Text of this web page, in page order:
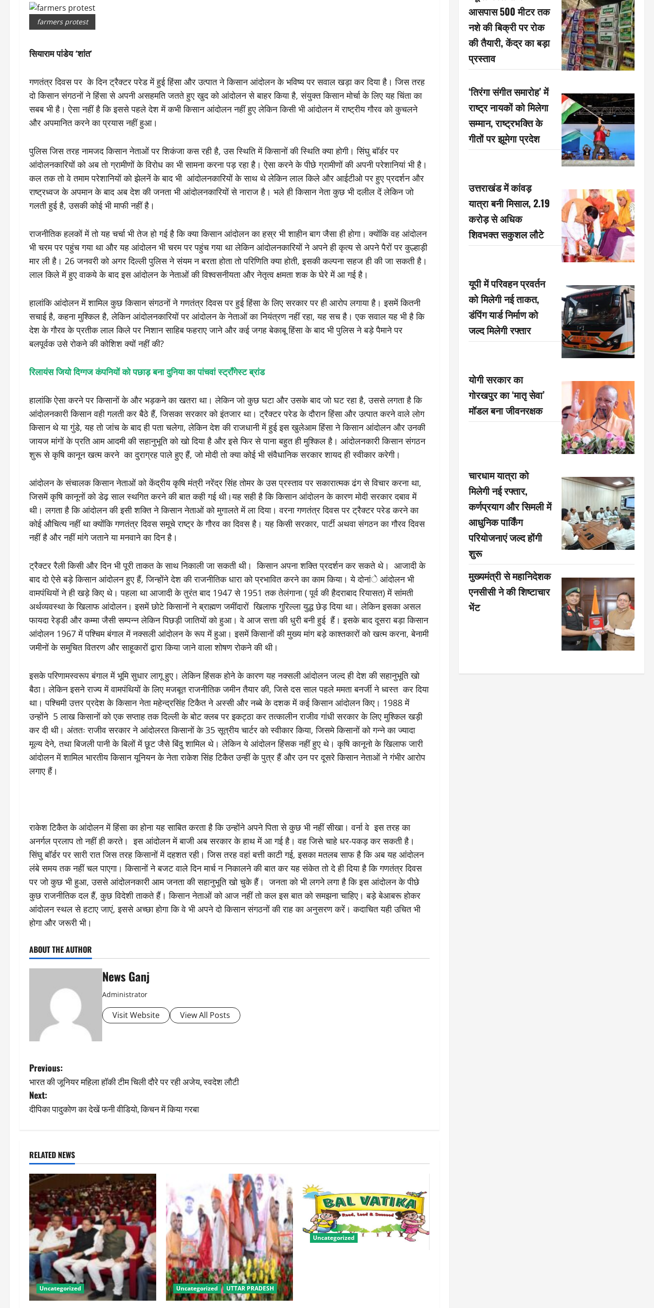
farmers protest
सियाराम पांडेय ‘शांत’
गणतंत्र दिवस पर के दिन ट्रैक्टर परेड में हुई हिंसा और उत्पात ने किसान आंदोलन के भविष्य पर सवाल खड़ा कर दिया है। जिस तरह
दो किसान संगठनों ने हिंसा से अपनी असहमति जतते हुए खुद को आंदोलन से बाहर किया है, संयुक्त किसान मोर्चा के लिए यह चिंता का
सबब भी है। ऐसा नहीं है कि इससे पहले देश में कभी किसान आंदोलन नहीं हुए लेकिन किसी भी आंदोलन में राष्ट्रीय गौरव को कुचलने
और अपमानित करने का प्रयास नहीं हुआ।
पुलिस जिस तरह नामजद किसान नेताओं पर शिकंजा कस रही है, उस स्थिति में किसानों की स्थिति क्या होगी। सिंघु बाॅर्डर पर
आंदोलनकारियों को अब तो ग्रामीणों के विरोध का भी सामना करना पड़ रहा है। ऐसा करने के पीछे ग्रामीणों की अपनी परेशानियां भी है।
कल तक तो वे तमाम परेशानियों को झेलनें के बाद भी आंदोलनकारियों के साथ थे लेकिन लाल किले और आईटीओ पर हुए प्रदर्शन और
राष्ट्रध्वज के अपमान के बाद अब देश की जनता भी आंदोलनकारियों से नाराज है। भले ही किसान नेता कुछ भी दलील दें लेकिन जो
गलती हुई है, उसकी कोई भी माफी नहीं है।
राजनीतिक हलकों में तो यह चर्चा भी तेज हो गई है कि क्या किसान आंदोलन का हस्र भी शाहीन बाग जैसा ही होगा। क्योंकि वह आंदोलन
भी चरम पर पहुंच गया था और यह आंदोलन भी चरम पर पहुंच गया था लेकिन आंदोलनकारियों ने अपने ही कृत्य से अपने पैरों पर कुल्हाड़ी
मार ली है। 26 जनवरी को अगर दिल्ली पुलिस ने संयम न बरता होता तो परिणिति क्या होती, इसकी कल्पना सहज ही की जा सकती है।
लाल किले में हुए वाकये के बाद इस आंदोलन के नेताओं की विश्वसनीयता और नेतृत्व क्षमता शक के घेरे में आ गई है।
हालांकि आंदोलन में शामिल कुछ किसान संगठनों ने गणतंत्र दिवस पर हुई हिंसा के लिए सरकार पर ही आरोप लगाया है। इसमें कितनी
सचाई है, कहना मुश्किल है, लेकिन आंदोलनकारियों पर आंदोलन के नेताओं का नियंत्रण नहीं रहा, यह सच है। एक सवाल यह भी है कि
देश के गौरव के प्रतीक लाल किले पर निशान साहिब फहराए जाने और कई जगह बेकाबू हिंसा के बाद भी पुलिस ने बड़े पैमाने पर
बलपूर्वक उसे रोकने की कोशिश क्यों नहीं की?
रिलायंस जियो दिग्गज कंपनियों को पछाड़ बना दुनिया का पांचवां स्ट्रॉंगेस्ट ब्रांड
हालांकि ऐसा करने पर किसानों के और भड़कने का खतरा था। लेकिन जो कुछ घटा और उसके बाद जो घट रहा है, उससे लगता है कि
आंदोलनकारी किसान वही गलती कर बैठे हैं, जिसका सरकार को इंतजार था। ट्रैक्टर परेड के दौरान हिंसा और उत्पात करने वाले लोग
किसान थे या गुंडे, यह तो जांच के बाद ही पता चलेगा, लेकिन देश की राजधानी में हुई इस खुलेआम हिंसा ने किसान आंदोलन और उनकी
जायज मांगों के प्रति आम आदमी की सहानुभूति को खो दिया है और इसे फिर से पाना बहुत ही मुश्किल है। आंदोलनकारी किसान संगठन
शुरू से कृषि कानून खत्म करने का दुराग्रह पाले हुए हैं, जो मोदी तो क्या कोई भी संवैधानिक सरकार शायद ही स्वीकार करेगी।
आंदोलन के संचालक किसान नेताओं को केंद्रीय कृषि मंत्री नरेंद्र सिंह तोमर के उस प्रस्ताव पर सकारात्मक ढंग से विचार करना था,
जिसमें कृषि कानूनों को डेढ़ साल स्थगित करने की बात कही गई थी।यह सही है कि किसान आंदोलन के कारण मोदी सरकार दबाव में
थी। लगता है कि आंदोलन की इसी शक्ति ने किसान नेताओं को मुगालते में ला दिया। वरना गणतंत्र दिवस पर ट्रैक्टर परेड करने का
कोई औचित्य नहीं था क्योंकि गणतंत्र दिवस समूचे राष्ट्र के गौरव का दिवस है। यह किसी सरकार, पार्टी अथवा संगठन का गौरव दिवस
नहीं है और नहीं मांगे जताने या मनवाने का दिन है।
ट्रैक्टर रैली किसी और दिन भी पूरी ताकत के साथ निकाली जा सकती थी। किसान अपना शक्ति प्रदर्शन कर सकते थे। आजादी के
बाद दो ऐसे बड़े किसान आंदोलन हुए हैं, जिन्होंने देश की राजनीतिक धारा को प्रभावित करने का काम किया। ये दोनांे आंदोलन भी
वामपंथियों ने ही खड़े किए थे। पहला था आजादी के तुरंत बाद 1947 से 1951 तक तेलंगाना ( पूर्व की हैदराबाद रियासत) में सांमती
अर्थव्यवस्था के खिलाफ आंदोलन। इसमें छोटे किसानों ने ब्राह्मण जमींदारों खिलाफ गुरिल्ला युद्ध छेड़ दिया था। लेकिन इसका असल
फायदा रेड्डी और कम्मा जैसी सम्पन्न लेकिन पिछड़ी जातियों को हुआ। वे आज सत्ता की धुरी बनी हुई हैं। इसके बाद दूसरा बड़ा किसान
आंदोलन 1967 में पश्चिम बंगाल में नक्सली आंदोलन के रूप में हुआ। इसमें किसानों की मुख्य मांग बड़े काश्तकारों को खत्म करना, बेनामी
जमीनों के समुचित वितरण और साहूकारों द्वारा किया जाने वाला शोषण रोकने की थी।
इसके परिणामस्वरूप बंगाल में भूमि सुधार लागू हुए। लेकिन हिंसक होने के कारण यह नक्सली आंदोलन जल्द ही देश की सहानुभूति खो
बैठा। लेकिन इसने राज्य में वामपंथियों के लिए मजबूत राजनीतिक जमीन तैयार की, जिसे दस साल पहले ममता बनर्जी ने ध्वस्त कर दिया
था। पश्चिमी उत्तर प्रदेश के किसान नेता महेन्द्रसिंह टिकैत ने अस्सी और नब्बे के दशक में कई किसान आंदोलन किए। 1988 में
उन्होंने 5 लाख किसानों को एक सप्ताह तक दिल्ली के बोट क्लब पर इकट्ठा कर तत्कालीन राजीव गांधी सरकार के लिए मुश्किल खड़ी
कर दी थी। अंततः राजीव सरकार ने आंदोलरत किसानों के 35 सूत्रीय चार्टर को स्वीकार किया, जिसमे किसानों को गन्ने का ज्यादा
मूल्य देने, तथा बिजली पानी के बिलों में छूट जैसे बिंदु शामिल थे। लेकिन ये आंदोलन हिंसक नहीं हुए थे। कृषि कानूनो के खिलाफ जारी
आंदोलन में शामिल भारतीय किसान यूनियन के नेता राकेश सिंह टिकैत उन्हीं के पुत्र हैं और उन पर दूसरे किसान नेताओं ने गंभीर आरोप
लगाए हैं।
राकेश टिकैत के आंदोलन में हिंसा का होना यह साबित करता है कि उन्होंने अपने पिता से कुछ भी नहीं सीखा। वर्ना वे इस तरह का
अनर्गल प्रलाप तो नहीं ही करते। इस आंदोलन में बाजी अब सरकार के हाथ में आ गई है। वह जिसे चाहे धर-पकड़ कर सकती है।
सिंघु बाॅर्डर पर सारी रात जिस तरह किसानों में दहशत रही। जिस तरह वहां बत्ती काटी गई, इसका मतलब साफ है कि अब यह आंदोलन
लंबे समय तक नहीं चल पाएगा। किसानों ने बजट वाले दिन मार्च न निकालने की बात कर यह संकेत तो दे ही दिया है कि गणतंत्र दिवस
पर जो कुछ भी हुआ, उससे आंदोलनकारी आम जनता की सहानुभूति खो चुके हैं। जनता को भी लगने लगा है कि इस आंदोलन के पीछे
कुछ राजनीतिक दल हैं, कुछ विदेशी ताकते हैं। किसान नेताओं को आज नहीं तो कल इस बात को समझना चाहिए। बड़े बेआबरू होकर
आंदोलन स्थल से हटाए जाएं, इससे अच्छा होगा कि वे भी अपने दो किसान संगठनों की राह का अनुसरण करें। कदाचित यही उचित भी
होगा और जरूरी भी।
ABOUT THE AUTHOR
News Ganj
Administrator
Visit Website View All Posts
P
o
s
n
a
v
i
g
a
t
i
Previous:
भारत की जूनियर महिला हॉकी टीम चिली दौरे पर रही अजेय, स्वदेश लौटी
Next:
दीपिका पादुकोण का देखें फनी वीडियो, किचन में किया गरबा
RELATED NEWS
Uncategorized Uncategorized UTTAR PRADESH
Uncategorized
आसपास 500 मीटर तक
नशे की बिक्री पर रोक
की तैयारी, केंद्र का बड़ा
प्रस्ताव
‘तिरंगा संगीत समारोह’ में
राष्ट्र नायकों को मिलेगा
सम्मान, राष्ट्रभक्ति के
गीतों पर झूमेगा प्रदेश
उत्तराखंड में कांवड़
यात्रा बनी मिसाल, 2.19
करोड़ से अधिक
शिवभक्त सकुशल लौटे
यूपी में परिवहन प्रवर्तन
को मिलेगी नई ताकत,
डंपिंग यार्ड निर्माण को
जल्द मिलेगी रफ्तार
योगी सरकार का
गोरखपुर का ‘मातृ सेवा’
मॉडल बना जीवनरक्षक
चारधाम यात्रा को
मिलेगी नई रफ्तार,
कर्णप्रयाग और सिमली में
आधुनिक पार्किंग
परियोजनाएं जल्द होंगी
शुरू
मुख्यमंत्री से महानिदेशक
एनसीसी ने की शिष्टाचार
भेंट